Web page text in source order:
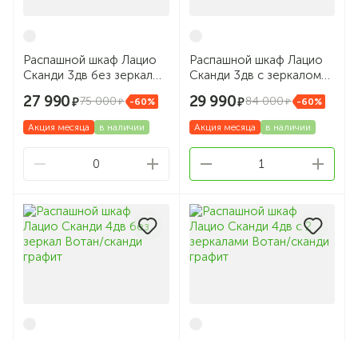
Распашной шкаф Лацио
Сканди 3дв без зеркал
27 990 75 000 -60%
Акция месяца в наличии
0
Распашной шкаф Лацио
Сканди 3дв с зеркалом
29 990 84 000 -60%
Акция месяца в наличии
1